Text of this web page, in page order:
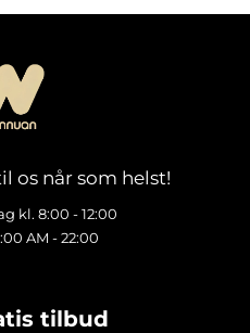
os når som helst!
kl. 8:00 - 12:00
AM - 22:00
tilbud